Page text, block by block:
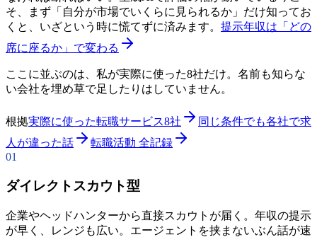
そ、まず「自分が市場でいくらに見られるか」だけ知ってお
くと、いざという時に慌てずに済みます。 提示年収は「どの
席に座るか」で変わる
ここに並ぶのは、私が実際に使った8社だけ。名前も知らな
い会社を埋め草で足したりはしていません。
根拠実際に使った転職サービス8社
同じ条件でも各社で求
人が違った話
転職活動 全記録
01
ダイレクトスカウト型
企業やヘッドハンターから直接スカウトが届く。年収の提示
が早く、レンジも広い。エージェントを挟まないぶん話が速